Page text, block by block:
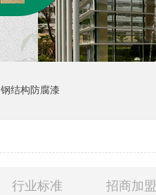
钢结构防腐漆
行业标准 招商加盟